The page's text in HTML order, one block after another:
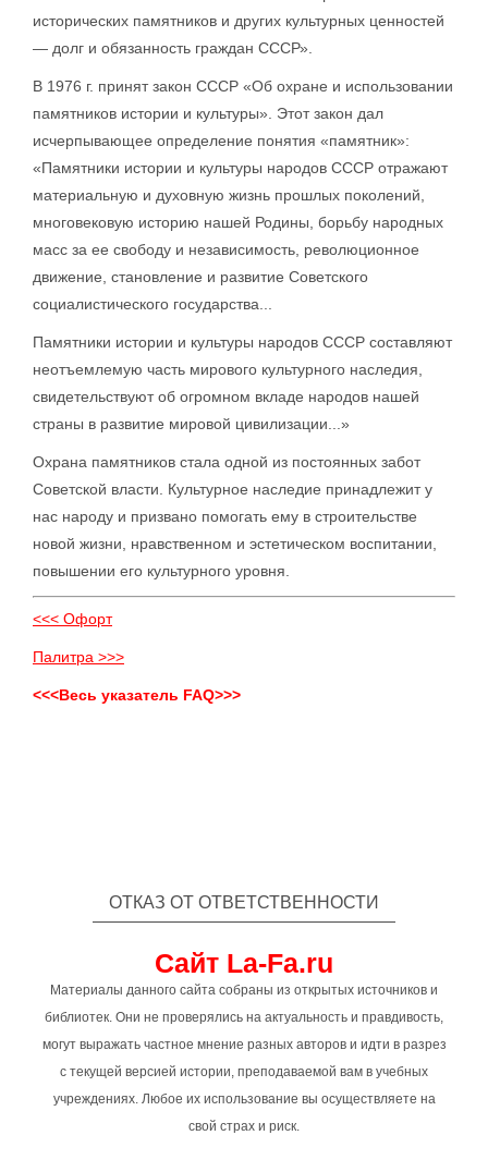
исторических памятников и других культурных ценностей
— долг и обязанность граждан СССР».
В 1976 г. принят закон СССР «Об охране и использовании
памятников истории и культуры». Этот закон дал
исчерпывающее определение понятия «памятник»:
«Памятники истории и культуры народов СССР отражают
материальную и духовную жизнь прошлых поколений,
многовековую историю нашей Родины, борьбу народных
масс за ее свободу и независимость, революционное
движение, становление и развитие Советского
социалистического государства...
Памятники истории и культуры народов СССР составляют
неотъемлемую часть мирового культурного наследия,
свидетельствуют об огромном вкладе народов нашей
страны в развитие мировой цивилизации...»
Охрана памятников стала одной из постоянных забот
Советской власти. Культурное наследие принадлежит у
нас народу и призвано помогать ему в строительстве
новой жизни, нравственном и эстетическом воспитании,
повышении его культурного уровня.
<<< Офорт
Палитра >>>
<<<Весь указатель FAQ>>>
ОТКАЗ ОТ ОТВЕТСТВЕННОСТИ
Сайт La-Fa.ru
Материалы данного сайта собраны из открытых источников и
библиотек. Они не проверялись на актуальность и правдивость,
могут выражать частное мнение разных авторов и идти в разрез
с текущей версией истории, преподаваемой вам в учебных
учреждениях. Любое их использование вы осуществляете на
свой страх и риск.